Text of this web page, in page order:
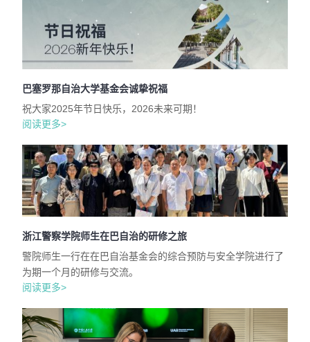
巴塞罗那自治大学基金会诚挚祝福
祝大家2025年节日快乐，2026未来可期！
阅读更多>
浙江警察学院师生在巴自治的研修之旅
警院师生一行在在巴自治基金会的综合预防与安全学院进行了
为期一个月的研修与交流。
阅读更多>